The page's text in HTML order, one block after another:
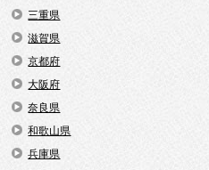
三重県
滋賀県
京都府
大阪府
奈良県
和歌山県
兵庫県